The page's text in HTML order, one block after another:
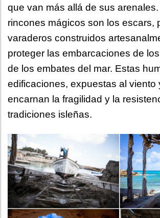
que van más allá de sus
rincones mágicos son los escars,
varaderos construidos
proteger las embarcaciones de
de los embates del mar. Estas
edificaciones, expuestas al viento
encarnan la fragilidad y la
tradiciones isleñas.